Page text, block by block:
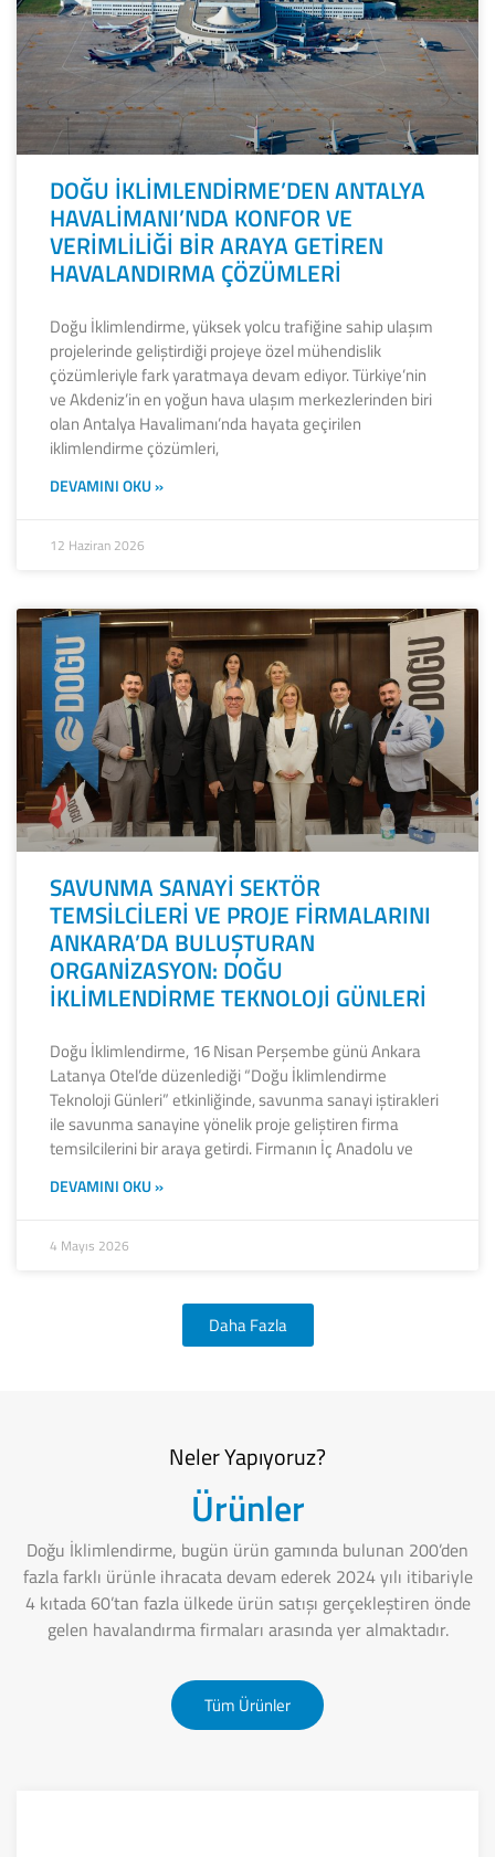
DOĞU İKLİMLENDİRME’DEN ANTALYA
HAVALİMANI’NDA KONFOR VE
VERİMLİLİĞİ BİR ARAYA GETİREN
HAVALANDIRMA ÇÖZÜMLERİ
Doğu İklimlendirme, yüksek yolcu trafiğine sahip ulaşım
projelerinde geliştirdiği projeye özel mühendislik
çözümleriyle fark yaratmaya devam ediyor. Türkiye’nin
ve Akdeniz’in en yoğun hava ulaşım merkezlerinden biri
olan Antalya Havalimanı’nda hayata geçirilen
iklimlendirme çözümleri,
DEVAMINI OKU »
12 Haziran 2026
SAVUNMA SANAYİ SEKTÖR
TEMSİLCİLERİ VE PROJE FİRMALARINI
ANKARA’DA BULUŞTURAN
ORGANİZASYON: DOĞU
İKLİMLENDİRME TEKNOLOJİ GÜNLERİ
Doğu İklimlendirme, 16 Nisan Perşembe günü Ankara
Latanya Otel’de düzenlediği “Doğu İklimlendirme
Teknoloji Günleri” etkinliğinde, savunma sanayi iştirakleri
ile savunma sanayine yönelik proje geliştiren firma
temsilcilerini bir araya getirdi. Firmanın İç Anadolu ve
DEVAMINI OKU »
4 Mayıs 2026
Daha Fazla
Neler Yapıyoruz?
Ürünler
Doğu İklimlendirme, bugün ürün gamında bulunan 200’den
fazla farklı ürünle ihracata devam ederek 2024 yılı itibariyle
4 kıtada 60’tan fazla ülkede ürün satışı gerçekleştiren önde
gelen havalandırma firmaları arasında yer almaktadır.
Tüm Ürünler